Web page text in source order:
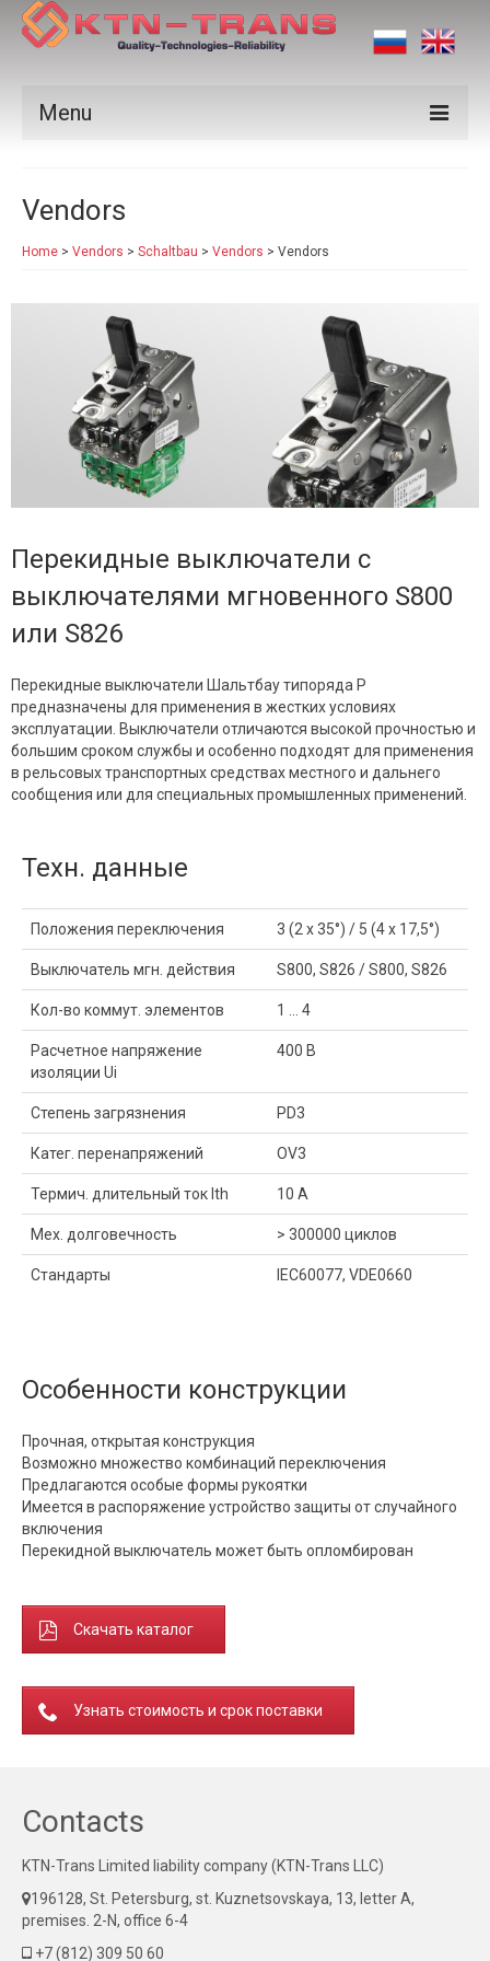
Menu
Vendors
Applications
Certificates
Contact us
Vendors
Home > Vendors > Schaltbau > Vendors > Vendors
Перекидные выключатели с
выключателями мгновенного S800
или S826
Перекидные выключатели Шальтбау типоряда Р
предназначены для применения в жестких условиях
эксплуатации. Выключатели отличаются высокой прочностью и
большим сроком службы и особенно подходят для применения
в рельсовых транспортных средствах местного и дальнего
сообщения или для специальных промышленных применений.
Техн. данные
Положения переключения 3 (2 x 35°) / 5 (4 x 17,5°)
Выключатель мгн. действия S800, S826 / S800, S826
Кол-во коммут. элементов 1 ... 4
Расчетное напряжение
изоляции Ui
400 В
Степень загрязнения PD3
Катег. перенапряжений OV3
Термич. длительный ток Ith 10 A
Мех. долговечность > 300000 циклов
Стандарты IEC60077, VDE0660
Особенности конструкции
Прочная, открытая конструкция
Возможно множество комбинаций переключения
Предлагаются особые формы рукоятки
Имеется в распоряжение устройство защиты от случайного
включения
Перекидной выключатель может быть опломбирован
Скачать каталог
Узнать стоимость и срок поставки
Contacts
KTN-Trans Limited liability company (KTN-Trans LLC)
196128, St. Petersburg, st. Kuznetsovskaya, 13, letter A,
premises. 2-N, office 6-4
+7 (812) 309 50 60